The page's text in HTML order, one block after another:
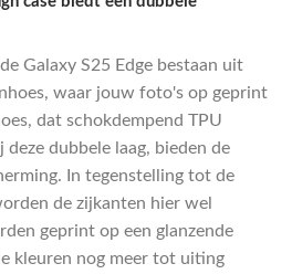
Galaxy S25 Edge bestaan uit
waar jouw foto's op geprint
dat schokdempend TPU
dubbele laag, bieden de
In tegenstelling tot de
de zijkanten hier wel
geprint op een glanzende
kleuren nog meer tot uiting